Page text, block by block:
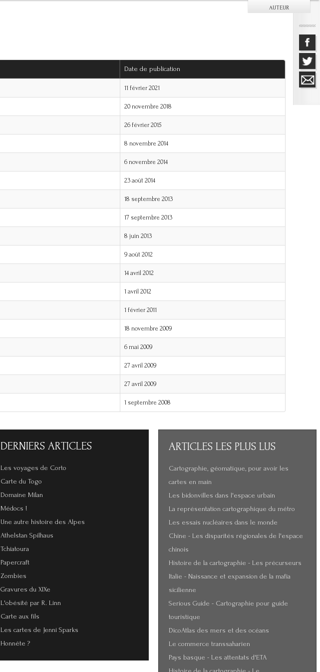
AUTEUR
Date de publication
11 février 2021
20 novembre 2018
26 février 2015
8 novembre 2014
6 novembre 2014
23 août 2014
18 septembre 2013
17 septembre 2013
8 juin 2013
9 août 2012
14 avril 2012
1 avril 2012
1 février 2011
18 novembre 2009
6 mai 2009
27 avril 2009
27 avril 2009
1 septembre 2008
DERNIERS ARTICLES
Les voyages de Corto
Carte du Togo
Domaine Milan
Médocs !
Une autre histoire des Alpes
Athelstan Spilhaus
Tchiatoura
Papercraft
Zombies
Gravures du XIXe
L'obésité par R. Linn
Carte aux fils
Les cartes de Jenni Sparks
Honnête ?
ARTICLES LES PLUS LUS
Cartographie, géomatique, pour avoir les
cartes en main
Les bidonvilles dans l'espace urbain
La représentation cartographique du métro
Les essais nucléaires dans le monde
Chine - Les disparités régionales de l'espace
chinois
Histoire de la cartographie - Les précurseurs
Italie - Naissance et expansion de la mafia
sicilienne
Serious Guide - Cartographie pour guide
touristique
DicoAtlas des mers et des océans
Le commerce transsaharien
Pays basque - Les attentats d'ETA